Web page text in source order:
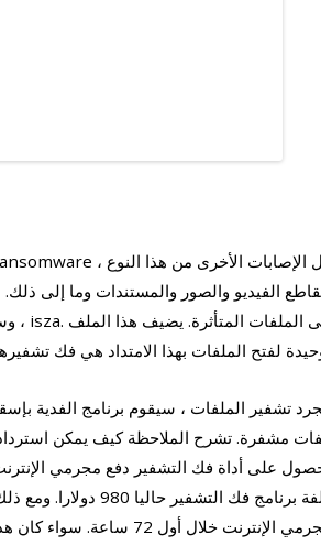
الفيديو والصور والمستندات وما إلى
لفتح الملفات بهذا الامتداد هي فك
مشفرة. تشرح الملاحظة كيف يمكن
على أداة فك التشفير دفع مجرمي
بمجرمي الإنترنت خلال